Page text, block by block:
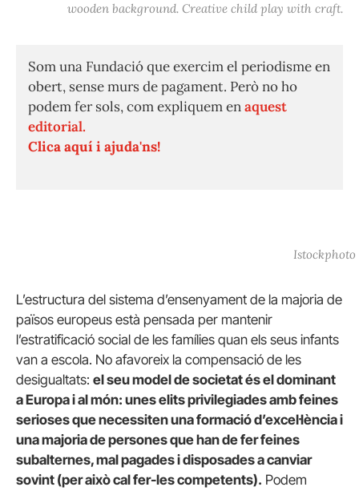
wooden background. Creative child play with craft.
Som una Fundació que exercim el periodisme en
obert, sense murs de pagament. Però no ho
podem fer sols, com expliquem enaquest
editorial.
Clica aquí i ajuda'ns!
Istockphoto
L’estructura del sistema d’ensenyament de la majoria de
països europeus està pensada per mantenir
l’estratificació social de les famílies quan els seus infants
van a escola. No afavoreix la compensació de les
desigualtats: el seu model de societat és el dominant
a Europa i al món: unes elits privilegiades amb feines
serioses que necessiten una formació d’excel·lència i
una majoria de persones que han de fer feines
subalternes, mal pagades i disposades a canviar
sovint (per això cal fer-les competents). Podem